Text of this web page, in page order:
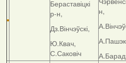
Бераставіцкі
р-н,
Дз.Вінчэўскі,
Ю.Квач,
С.Саковіч
н,